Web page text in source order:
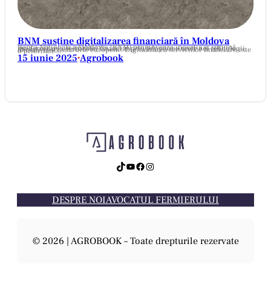
BNM susține digitalizarea financiară în Moldova
Banca Națională a Moldovei (BNM) promovează inovația și sprijină modernizarea sectorului financiar prin adoptarea unor noi tehnologii, aliniate la standardele europene. Digitalizarea serviciilor financiare este o prioritate…
15 iunie 2025•Agrobook
TikTok YouTube Facebook Instagram
DESPRE NOIAVOCATUL FERMIERULUI
© 2026 | AGROBOOK – Toate drepturile rezervate